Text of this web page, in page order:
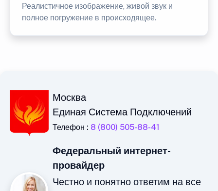
Реалистичное изображение, живой звук и
полное погружение в происходящее.
Москва
Единая Система Подключений
Телефон : 8 (800) 505-88-41
Федеральный интернет-
провайдер
Честно и понятно ответим на все